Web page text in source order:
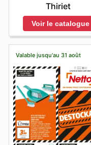
Thiriet
Voir le catalogue
Valable jusqu'au 31 août